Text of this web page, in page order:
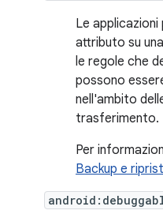
Le
attributo su
le regole che
possono
nell'ambito
trasferimento.
Per
Backup e